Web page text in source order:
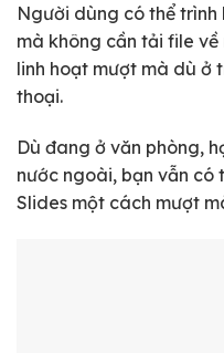
Người dùng có thể
mà không cần tải file
linh hoạt mượt mà dù ở
thoại.
Dù đang ở văn phòng,
nước ngoài, bạn vẫn
Slides một cách mượt